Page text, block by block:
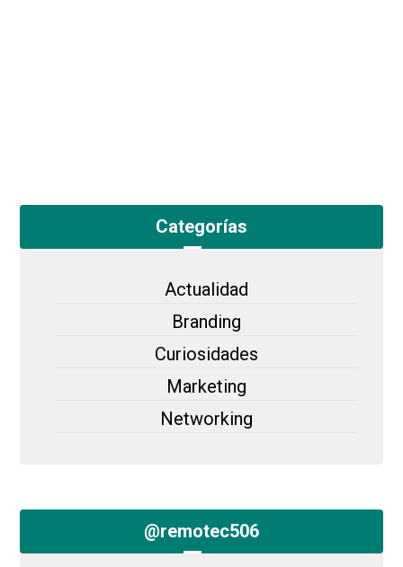
Categorías
Actualidad
Branding
Curiosidades
Marketing
Networking
@remotec506